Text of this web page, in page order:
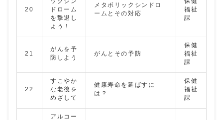
20
ドローム
を撃退し
よう！
メタボリックシンドロ
ームとその対応
福祉
課
21
がんを予
防しよう
がんとその予防
保健
福祉
課
22
すこやか
な老後を
めざして
健康寿命を延ばすに
は？
保健
福祉
課
アルコー